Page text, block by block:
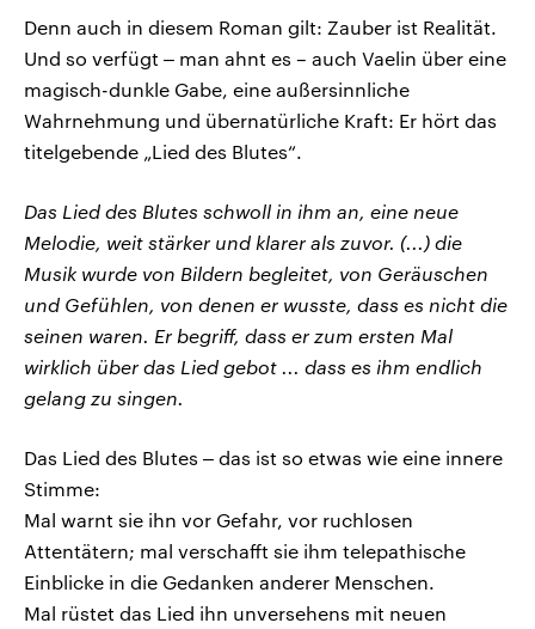
Denn auch in diesem Roman gilt: Zauber ist Realität.
Und so verfügt ‒ man ahnt es – auch Vaelin über eine
magisch-dunkle Gabe, eine außersinnliche
Wahrnehmung und übernatürliche Kraft: Er hört das
titelgebende „Lied des Blutes“.
Das Lied des Blutes schwoll in ihm an, eine neue
Melodie, weit stärker und klarer als zuvor. (...) die
Musik wurde von Bildern begleitet, von Geräuschen
und Gefühlen, von denen er wusste, dass es nicht die
seinen waren. Er begriff, dass er zum ersten Mal
wirklich über das Lied gebot ... dass es ihm endlich
gelang zu singen.
Das Lied des Blutes ‒ das ist so etwas wie eine innere
Stimme:
Mal warnt sie ihn vor Gefahr, vor ruchlosen
Attentätern; mal verschafft sie ihm telepathische
Einblicke in die Gedanken anderer Menschen.
Mal rüstet das Lied ihn unversehens mit neuen